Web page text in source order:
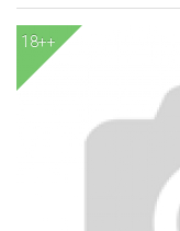
18++